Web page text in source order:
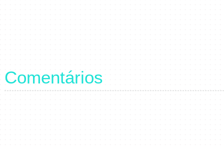
Comentários